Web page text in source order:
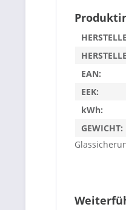
EAN:
EEK:
kWh:
GEWICHT: